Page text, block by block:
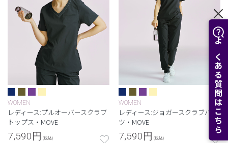
よくある質問はこちら
WOMEN
レディース:プルオーバースクラブ
トップス・MOVE
7,590円 (税込)
WOMEN
レディース:ジョガースクラブパン
ツ・MOVE
7,590円 (税込)